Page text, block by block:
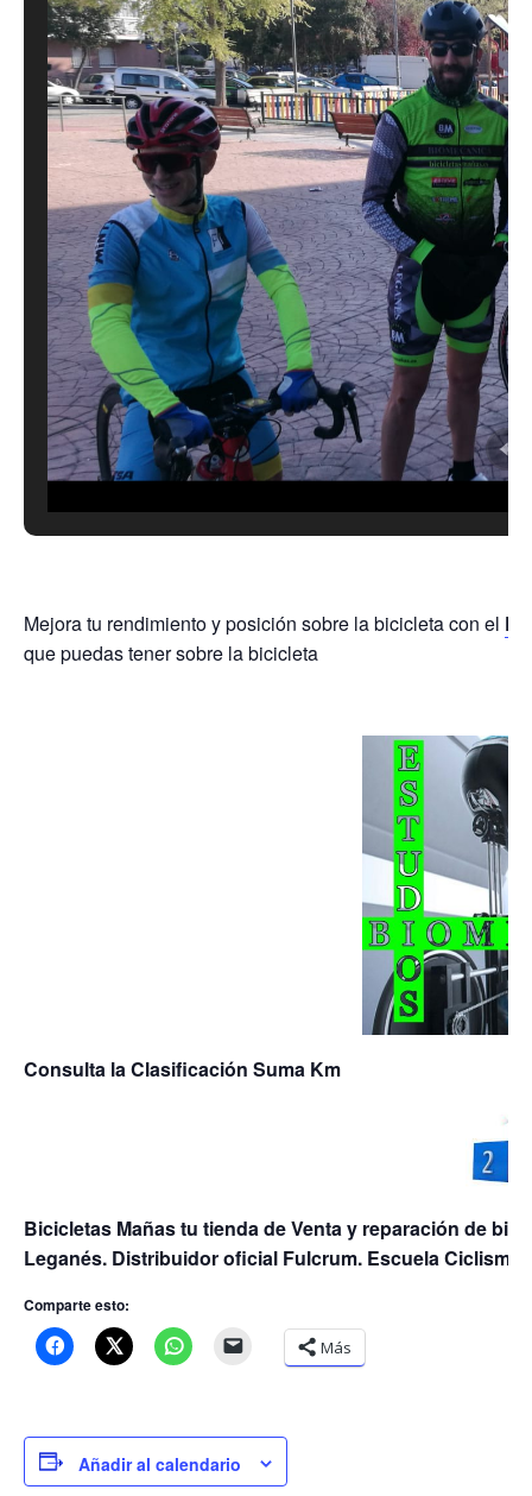
Mejora tu rendimiento y posición sobre la bicicleta con el
que puedas tener sobre la bicicleta
Consulta la Clasificación Suma Km
Bicicletas Mañas tu tienda de Venta y reparación de
Leganés. Distribuidor oficial Fulcrum. Escuela Ciclismo
Comparte esto:
Más
Añadir al calendario